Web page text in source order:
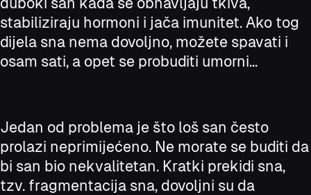
stabiliziraju hormoni i jača imunitet. Ako tog
dijela sna nema dovoljno, možete spavati i
osam sati, a opet se probuditi umorni...
Jedan od problema je što loš san često
prolazi neprimijećeno. Ne morate se buditi da
bi san bio nekvalitetan. Kratki prekidi sna,
tzv. fragmentacija sna, dovoljni su da